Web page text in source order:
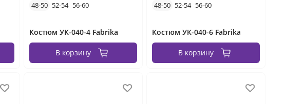
48-50 52-54 56-60
Костюм УК-040-4 Fabrika
В корзину
48-50 52-54 56-60
Костюм УК-040-6 Fabrika
В корзину